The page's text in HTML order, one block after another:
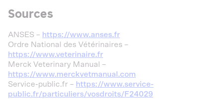
Sources
ANSES – https://www.anses.fr
Ordre National des Vétérinaires –
https://www.veterinaire.fr
Merck Veterinary Manual –
https://www.merckvetmanual.com
Service-public.fr – https://www.service-
public.fr/particuliers/vosdroits/F24029